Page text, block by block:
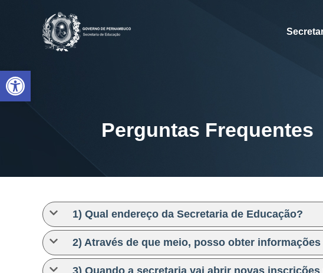
Abrir a barra de ferramentas
i
a
d
u
c
a
ç
Perguntas Frequentes
1) Qual endereço da Secretaria de Educação?
2) Através de que meio, posso obter
3) Quando a secretaria vai abrir novas